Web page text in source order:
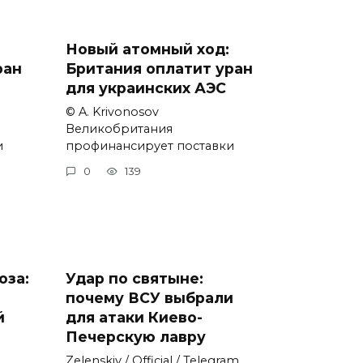
Новый атомный ход:
Британия оплатит уран
для украинских АЭС
© A. Krivonosov
Великобритания
профинансирует поставки
0 139
Удар по святыне:
почему ВСУ выбрали
для атаки Киево-
Печерскую лавру